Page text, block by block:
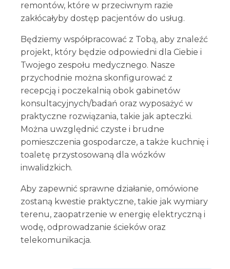
remontów, które w przeciwnym razie
zakłócałyby dostęp pacjentów do usług.
Będziemy współpracować z Tobą, aby znaleźć
projekt, który będzie odpowiedni dla Ciebie i
Twojego zespołu medycznego. Nasze
przychodnie można skonfigurować z
recepcją i poczekalnią obok gabinetów
konsultacyjnych/badań oraz wyposażyć w
praktyczne rozwiązania, takie jak apteczki.
Można uwzględnić czyste i brudne
pomieszczenia gospodarcze, a także kuchnię i
toaletę przystosowaną dla wózków
inwalidzkich.
Aby zapewnić sprawne działanie, omówione
zostaną kwestie praktyczne, takie jak wymiary
terenu, zaopatrzenie w energię elektryczną i
wodę, odprowadzanie ścieków oraz
telekomunikacja.